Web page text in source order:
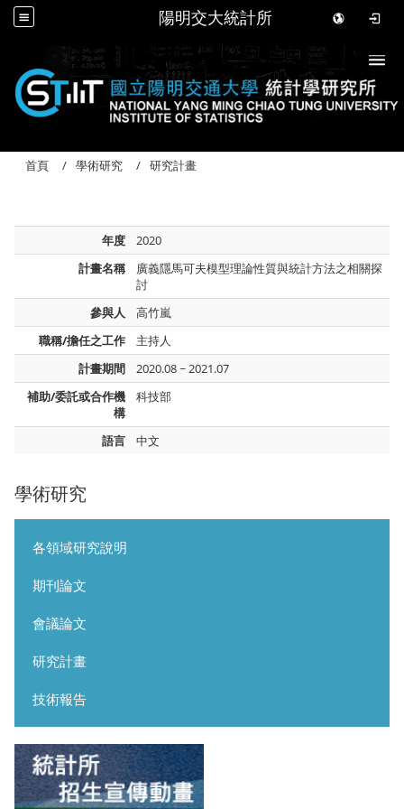
陽明交大統計所
學術研究
各領域研究說明
期刊論文
會議論文
研究計畫
技術報告
首頁 學術研究 研究計畫
年度
2020
計畫名稱
廣義隱馬可夫模型理論性質與統計方法之相關探
討
參與人
高竹嵐
職稱/擔任之工作
主持人
計畫期間
2020.08 ~ 2021.07
補助/委託或合作機
構
科技部
語言 中文